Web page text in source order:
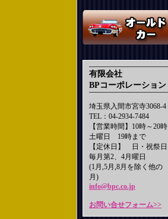
有限会社
BPコーポレーション
埼玉県入間市宮寺3068-4
TEL：04-2934-7484
【営業時間】10時～20時
土曜日 19時まで
【定休日】 日・祝祭日
毎月第2、4月曜日
(1月,5月,8月を除く他の
月)
info@bpc.co.jp
お問い合せフォーム>>